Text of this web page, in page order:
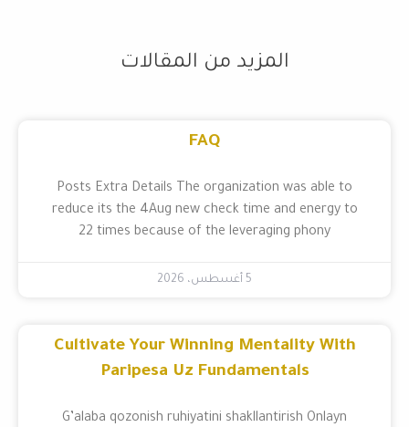
المزيد من المقالات
FAQ
Posts Extra Details The organization was able to
reduce its the 4Aug new check time and energy to
22 times because of the leveraging phony
5 أغسطس، 2026
Cultivate Your Winning Mentality With
Paripesa Uz Fundamentals
G’alaba qozonish ruhiyatini shakllantirish Onlayn